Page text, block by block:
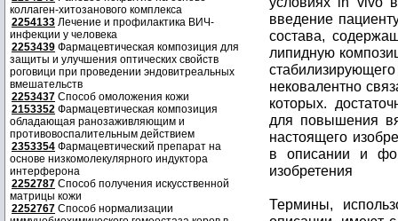
коллаген-хитозанового комплекса
2254133 Лечение и профилактика ВИЧ-
инфекции у человека
2253439 Фармацевтическая композиция для
защиты и улучшения оптических свойств
роговици при проведении эндовитреальных
вмешательств
2253437 Способ омоложения кожи
2153352 Фармацевтическая композиция
обладающая ранозаживляющим и
противовоспалительным действием
2353354 Фармацевтический препарат на
основе низкомолекулярного индуктора
интерферона
2252787 Способ получения искусственной
матрицы кожи
2252767 Способ нормализации
введение
состава,
липидную
нековалентно
которых.
для повышения
настоящего
в описании и
изобретения
Термины, использованные выше и применяемые далее в описании, имеют следующие значения, если не указано иное. "Липид" относится к синтетическому или природному амфипатическому соединению, которое состоит из гидрофильного и гидрофобного компонентов. Липиды включают, например, жирные кислоты, нейтральные жиры, фосфатиды, гликолипиды, алифатические спирты и воск, терпены и стероиды. "Липидная композиция" относится к композиции, которая включает смесь липидных соединений. Примеры липидных композиций могут включать суспензии, эмульсии и везикулярные композиции. "Липидный состав" относится к композиции, включающей липидное соединение и биоактивный агент. "Везикула" относится к сферическим образованиям, характеризующимся наличием у них внутреннего объема. Везикулы предпочтительно формируются из липидов, включая различные липиды, представленные в описании настоящего изобретения. В конкретной везикуле липиды могут находиться в форме монослоя или бислоя, и эти моно- или бислойные липиды могут в свою очередь формировать один или более моно- или бислоев. В случае когда присутствует более одного моно- или бислоя, моно- или бислои расположены концентрично. Липидные везикулы по изобретению представляют собой такие образования, которые обычно относят к липосомам, мицеллам, пузырькам, микропузырькам, микросферам и другим им подобным образованиям. Таким образом, липиды могут быть использованы для создания моноламеллярной везикулы (состоящей из одного моно- или бислоя), олиголамеллярной везикулы (содержащей два или около трех монослоев или бислоев) или мультиламеллярной везикулы (состоящей из более чем трех монослоев или бислоев). Внутренний объем везикул может быть заполнен жидкостью, включая, например, водную среду, газом, предшественником газа и/или твердым или растворенным материалом, включая, например, биоактивный агент, если это целесообразно. "Везикулярная композиция" относится к композиции, которая включает везикулы, состоящие из липидов. "Везикулярный состав" относится к композиции, состоящей из везикул и биоактивного агента. Термин "липосомы" относится обычно к сферическим кластерам или агрегатам амфипатических соединений, включающим липидные соединения, как правило, в форме одного или более концентрических замкнутых слоев, например бислоев. Они также могут обозначаться в описании как липидные везикулы. "Пациент" относится к животным, включая млекопитающих, предпочтительно к людям. "Биоактивный агент" относится к соединению, которое используют в целях диагностики или лечения, например в способах диагностики заболевания у пациента и/или в способах лечения заболевания пациента. В контексте данного описания "биоактивный агент" относится также к соединению, которое способно вызвать биологический эффект в условиях in vitro и/или in vivo. Биоактивный агент может быть нейтральным, положительно или отрицательно заряженным.